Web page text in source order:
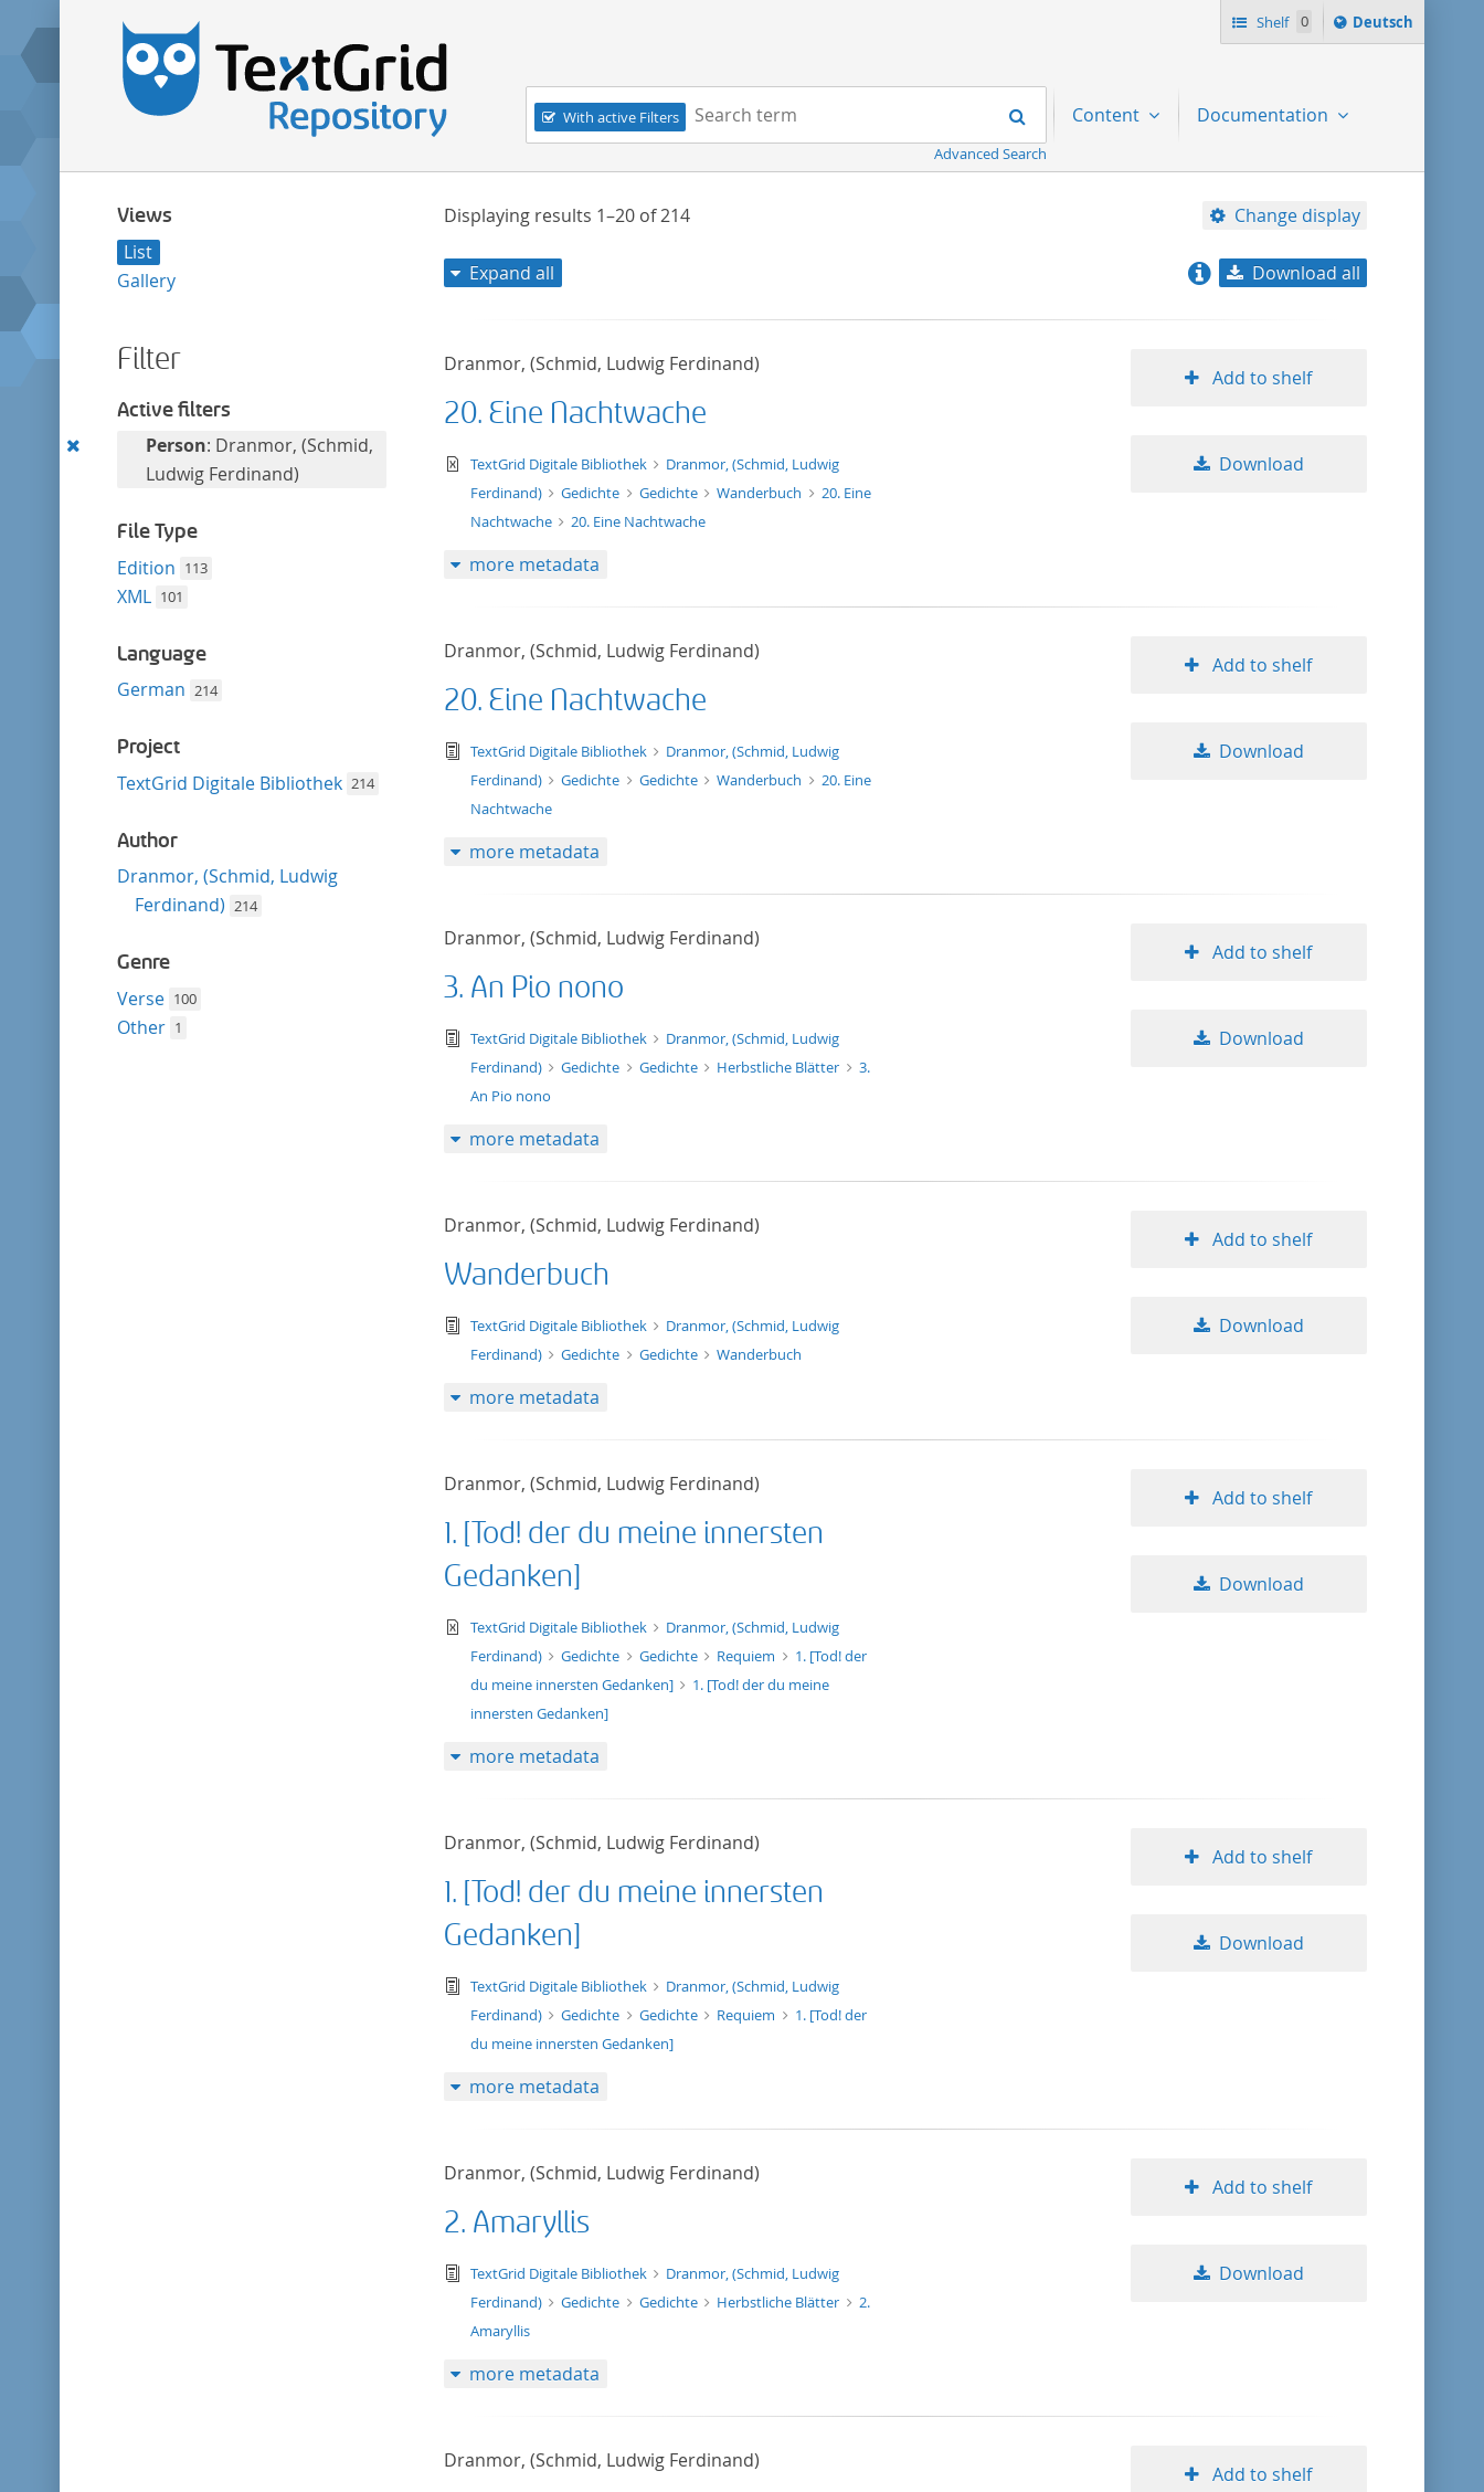
Shelf 0
Sprache
ï¿½ndern
Deutsch
Navigation
With active Filters
Search term:
Search
Advanced Search
Content Documentation
Views
List
Gallery
Filter
Active filters
RemovePerson: Dranmor, (Schmid,
Ludwig Ferdinand)
File Type
Edition 113
XML 101
Language
German 214
Project
TextGrid Digitale Bibliothek 214
Author
Dranmor, (Schmid, Ludwig
Ferdinand) 214
Genre
Verse 100
Other 1
Displaying results 1–20of214 Change display
title ascending
publication date descending
10
Expand all Download all
Dranmor, (Schmid, Ludwig Ferdinand)
20. Eine Nachtwache
text/xml
TextGrid Digitale Bibliothek
Dranmor, (Schmid, Ludwig
Ferdinand)
Gedichte Gedichte Wanderbuch
20. Eine
Nachtwache
20. Eine Nachtwache
Add to shelf
Download
more metadata
Dranmor, (Schmid, Ludwig Ferdinand)
20. Eine Nachtwache
text/tg.edition+tg.aggregation+xml
TextGrid Digitale Bibliothek
Dranmor, (Schmid, Ludwig
Ferdinand)
Gedichte Gedichte Wanderbuch
20. Eine
Nachtwache
Add to shelf
Download
more metadata
Dranmor, (Schmid, Ludwig Ferdinand)
3. An Pio nono
text/tg.edition+tg.aggregation+xml
TextGrid Digitale Bibliothek
Dranmor, (Schmid, Ludwig
Ferdinand)
Gedichte Gedichte Herbstliche Blätter
3.
An Pio nono
Add to shelf
Download
more metadata
Dranmor, (Schmid, Ludwig Ferdinand)
Wanderbuch
text/tg.edition+tg.aggregation+xml
TextGrid Digitale Bibliothek
Dranmor, (Schmid, Ludwig
Ferdinand)
Gedichte Gedichte Wanderbuch
Add to shelf
Download
more metadata
Dranmor, (Schmid, Ludwig Ferdinand)
1. [Tod! der du meine innersten
Gedanken]
text/xml
TextGrid Digitale Bibliothek
Dranmor, (Schmid, Ludwig
Ferdinand)
Gedichte Gedichte Requiem
1. [Tod! der
du meine innersten Gedanken]
1. [Tod! der du meine
innersten Gedanken]
Add to shelf
Download
more metadata
Dranmor, (Schmid, Ludwig Ferdinand)
1. [Tod! der du meine innersten
Gedanken]
text/tg.edition+tg.aggregation+xml
TextGrid Digitale Bibliothek
Dranmor, (Schmid, Ludwig
Ferdinand)
Gedichte Gedichte Requiem
1. [Tod! der
du meine innersten Gedanken]
Add to shelf
Download
more metadata
Dranmor, (Schmid, Ludwig Ferdinand)
2. Amaryllis
text/tg.edition+tg.aggregation+xml
TextGrid Digitale Bibliothek
Dranmor, (Schmid, Ludwig
Ferdinand)
Gedichte Gedichte Herbstliche Blätter
2.
Amaryllis
Add to shelf
Download
more metadata
Dranmor, (Schmid, Ludwig Ferdinand)
Add to shelf